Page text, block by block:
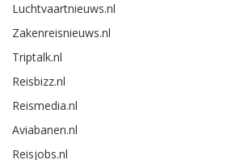
Luchtvaartnieuws.nl
Zakenreisnieuws.nl
Triptalk.nl
Reisbizz.nl
Reismedia.nl
Aviabanen.nl
Reisjobs.nl